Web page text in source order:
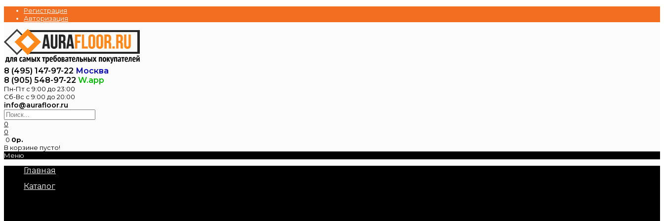
Регистрация
Авторизация
8 (495) 147-97-22 Москва
8 (905) 548-97-22 W.app
Пн-Пт с 9:00 до 23:00
Сб-Вс с 9:00 до 20:00
info@aurafloor.ru
0
0
0 0р.
В корзине пусто!
Меню
Главная
Каталог